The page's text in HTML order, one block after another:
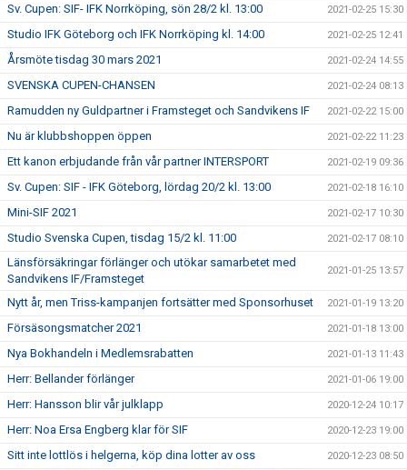
Sv. Cupen: SIF- IFK Norrköping, sön 28/2 kl. 13:00 2021-02-25 15:30
Studio IFK Göteborg och IFK Norrköping kl. 14:00 2021-02-25 12:41
Årsmöte tisdag 30 mars 2021 2021-02-24 14:55
SVENSKA CUPEN-CHANSEN 2021-02-24 08:13
Ramudden ny Guldpartner i Framsteget och Sandvikens IF 2021-02-22 15:00
Nu är klubbshoppen öppen 2021-02-22 11:23
Ett kanon erbjudande från vår partner INTERSPORT 2021-02-19 09:36
Sv. Cupen: SIF - IFK Göteborg, lördag 20/2 kl. 13:00 2021-02-18 16:10
Mini-SIF 2021 2021-02-17 10:30
Studio Svenska Cupen, tisdag 15/2 kl. 11:00 2021-02-17 08:10
Länsförsäkringar förlänger och utökar samarbetet med
Sandvikens IF/Framsteget
2021-01-25 13:57
Nytt år, men Triss-kampanjen fortsätter med Sponsorhuset 2021-01-19 13:20
Försäsongsmatcher 2021 2021-01-18 13:00
Nya Bokhandeln i Medlemsrabatten 2021-01-13 11:43
Herr: Bellander förlänger 2021-01-06 19:00
Herr: Hansson blir vår julklapp 2020-12-24 10:17
Herr: Noa Ersa Engberg klar för SIF 2020-12-23 19:00
Sitt inte lottlös i helgerna, köp dina lotter av oss 2020-12-23 08:50